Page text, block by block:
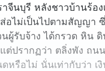
จีนบุรี หลังชาวบ้านร้อ
อไม่เป็นไปตามสัญญา
ผู้รับจ้าง ได้กรวด หิน ดิ
ต่ปรากฏว่า ตลิ่งพัง ถน
รือไม่ นั่นเท่ากับว่า เ